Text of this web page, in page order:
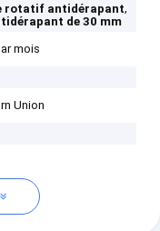
rotatif antidérapant,
de 30 mm
mois
Union